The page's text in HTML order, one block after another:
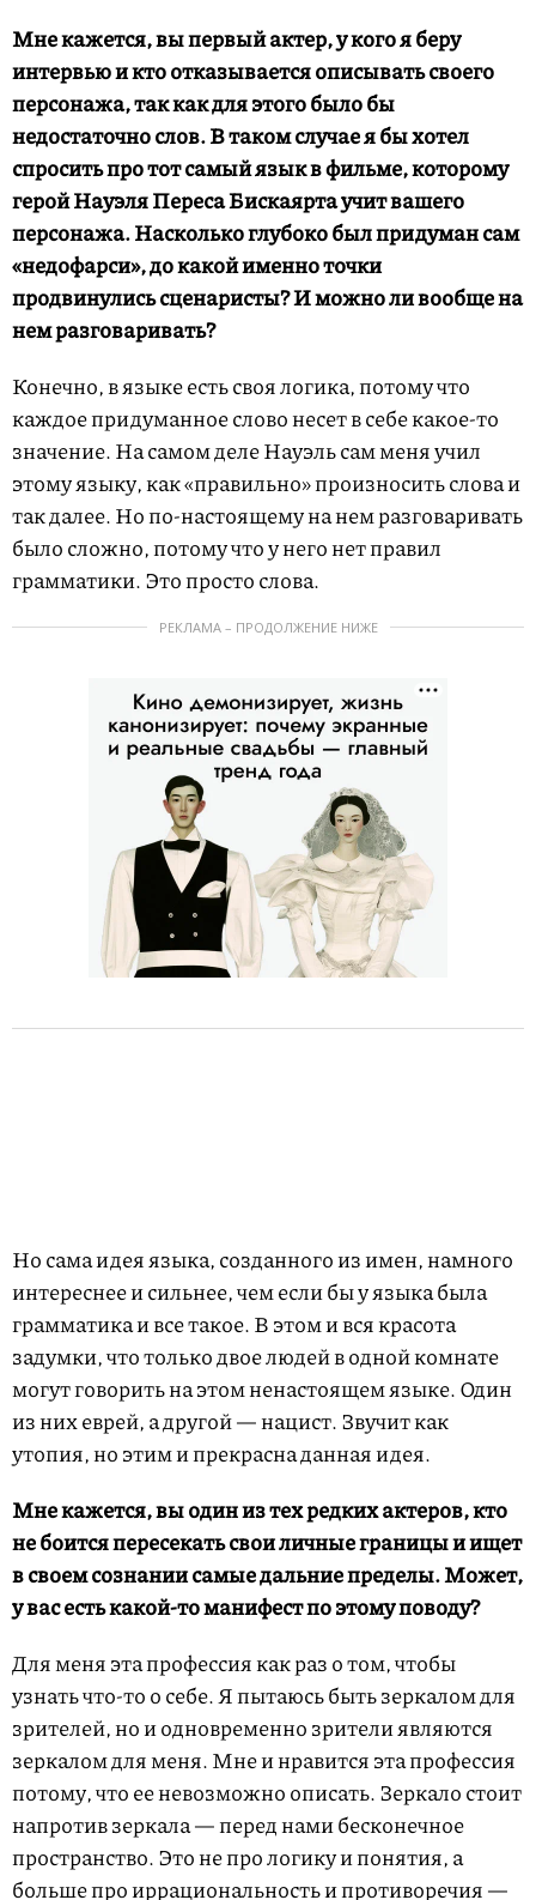
Мне кажется, вы первый актер, у кого я беру
интервью и кто отказывается описывать своего
персонажа, так как для этого было бы
недостаточно слов. В таком случае я бы хотел
спросить про тот самый язык в фильме, которому
герой Науэля Переса Бискаярта учит вашего
персонажа. Насколько глубоко был придуман сам
«недофарси», до какой именно точки
продвинулись сценаристы? И можно ли вообще на
нем разговаривать?
Конечно, в языке есть своя логика, потому что
каждое придуманное слово несет в себе какое-то
значение. На самом деле Науэль сам меня учил
этому языку, как «правильно» произносить слова и
так далее. Но по-настоящему на нем разговаривать
было сложно, потому что у него нет правил
грамматики. Это просто слова.
РЕКЛАМА – ПРОДОЛЖЕНИЕ НИЖЕ
Но сама идея языка, созданного из имен, намного
интереснее и сильнее, чем если бы у языка была
грамматика и все такое. В этом и вся красота
задумки, что только двое людей в одной комнате
могут говорить на этом ненастоящем языке. Один
из них еврей, а другой — нацист. Звучит как
утопия, но этим и прекрасна данная идея.
Мне кажется, вы один из тех редких актеров, кто
не боится пересекать свои личные границы и ищет
в своем сознании самые дальние пределы. Может,
у вас есть какой-то манифест по этому поводу?
Для меня эта профессия как раз о том, чтобы
узнать что-то о себе. Я пытаюсь быть зеркалом для
зрителей, но и одновременно зрители являются
зеркалом для меня. Мне и нравится эта профессия
потому, что ее невозможно описать. Зеркало стоит
напротив зеркала — перед нами бесконечное
пространство. Это не про логику и понятия, а
больше про иррациональность и противоречия —